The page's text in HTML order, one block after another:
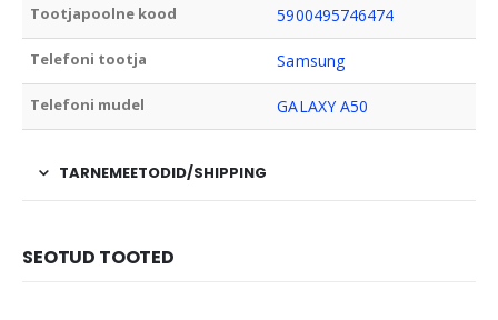
Tootjapoolne kood 5900495746474
Telefoni tootja Samsung
Telefoni mudel GALAXY A50
TARNEMEETODID/SHIPPING
SEOTUD TOOTED